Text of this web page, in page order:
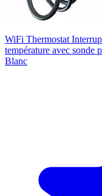
WiFi Thermostat
température avec sonde
Blanc